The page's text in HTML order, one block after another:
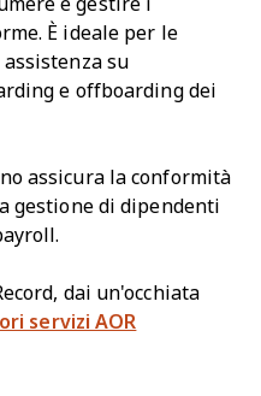
È ideale per le
su
e offboarding dei
assicura la conformità
gestione di dipendenti
dai un'occhiata
servizi AOR